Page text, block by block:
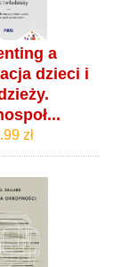
a
dzieci i
zł